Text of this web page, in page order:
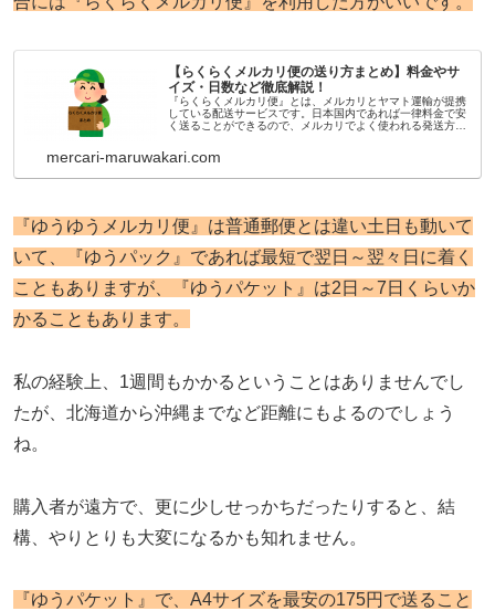
【らくらくメルカリ便の送り方まとめ】料金やサ
イズ・日数など徹底解説！
『らくらくメルカリ便』とは、メルカリとヤマト運輸が提携
している配送サービスです。日本国内であれば一律料金で安
く送ることができるので、メルカリでよく使われる発送方法
指定などについてまとめてみました。
mercari-maruwakari.com
『ゆうゆうメルカリ便』は普通郵便とは違い土日も動いて
いて、『ゆうパック』であれば最短で翌日～翌々日に着く
こともありますが、『ゆうパケット』は2日～7日くらいか
かることもあります。
私の経験上、1週間もかかるということはありませんでし
たが、北海道から沖縄までなど距離にもよるのでしょう
ね。
購入者が遠方で、更に少しせっかちだったりすると、結
構、やりとりも大変になるかも知れません。
『ゆうパケット』で、A4サイズを最安の175円で送ること